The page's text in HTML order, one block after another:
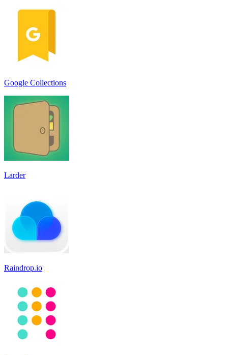
Google Collections
Larder
Raindrop.io